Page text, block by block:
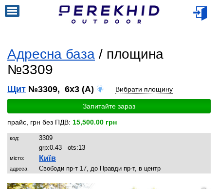
Адресна база / площина
№3309
Щит №3309, 6x3 (A) Вибрати площину
Запитайте зараз
прайс, грн без ПДВ: 15,500.00 грн
код:
3309
grp:0.43 ots:13
місто: Київ
адреса: Свободи пр-т 17, до Правди пр-т, в центр